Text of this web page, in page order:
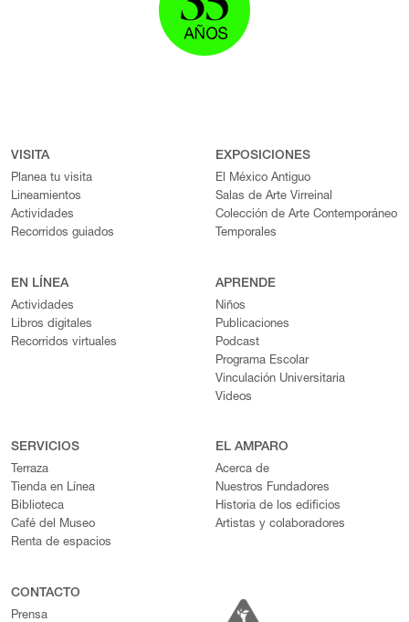
VISITA
Planea tu visita
Lineamientos
Actividades
Recorridos guiados
EXPOSICIONES
El México Antiguo
Salas de Arte Virreinal
Colección de Arte Contemporáneo
Temporales
EN LÍNEA
Actividades
Libros digitales
Recorridos virtuales
APRENDE
Niños
Publicaciones
Podcast
Programa Escolar
Vinculación Universitaria
Videos
SERVICIOS
Terraza
Tienda en Línea
Biblioteca
Café del Museo
Renta de espacios
EL AMPARO
Acerca de
Nuestros Fundadores
Historia de los edificios
Artistas y colaboradores
CONTACTO
Prensa